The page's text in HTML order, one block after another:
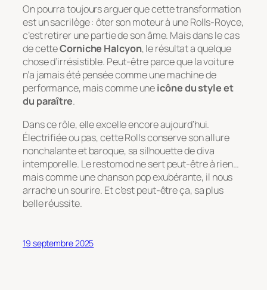
On pourra toujours arguer que cette transformation
est un sacrilège : ôter son moteur à une Rolls-Royce,
c’est retirer une partie de son âme. Mais dans le cas
de cetteCorniche Halcyon, le résultat a quelque
chose d’irrésistible. Peut-être parce que la voiture
n’a jamais été pensée comme une machine de
performance, mais comme uneicône du style et
du paraître.
Dans ce rôle, elle excelle encore aujourd’hui.
Électrifiée ou pas, cette Rolls conserve son allure
nonchalante et baroque, sa silhouette de diva
intemporelle. Le restomod ne sert peut-être à rien…
mais comme une chanson pop exubérante, il nous
arrache un sourire. Et c’est peut-être ça, sa plus
belle réussite.
19 septembre 2025